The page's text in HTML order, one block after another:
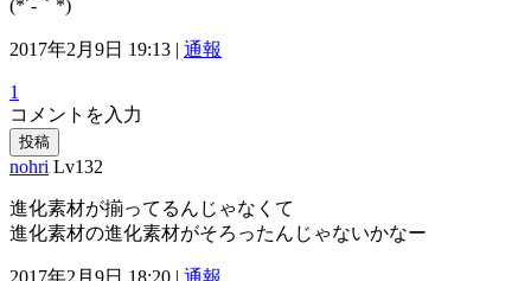
(*´-｀*)ゞ
2017年2月9日 19:13 | 通報
1
コメントを入力
投稿
nohri Lv132
進化素材が揃ってるんじゃなくて
進化素材の進化素材がそろったんじゃないかなー
2017年2月9日 18:20 | 通報